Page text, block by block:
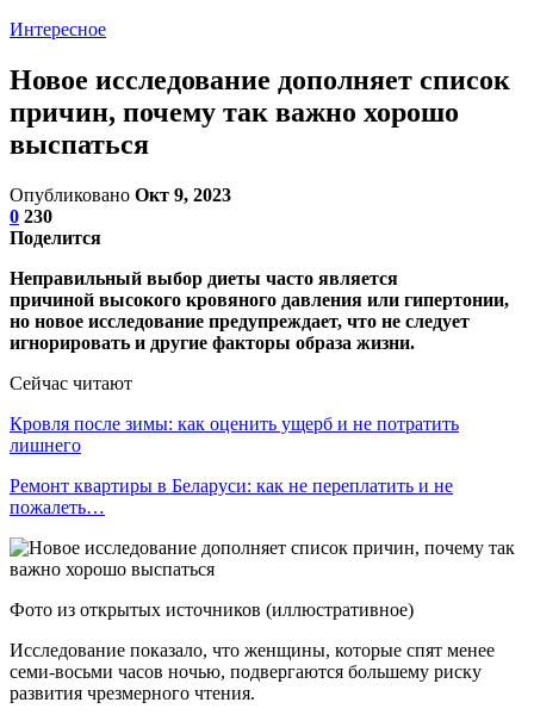
Интересное
Новое исследование дополняет список
причин, почему так важно хорошо
выспаться
Опубликовано Окт 9, 2023
0 230
Поделится
Неправильный выбор диеты часто является
причиной высокого кровяного давления или гипертонии,
но новое исследование предупреждает, что не следует
игнорировать и другие факторы образа жизни.
Сейчас читают
Кровля после зимы: как оценить ущерб и не потратить
лишнего
Ремонт квартиры в Беларуси: как не переплатить и не
пожалеть…
Фото из открытых источников (иллюстративное)
Исследование показало, что женщины, которые спят менее
семи-восьми часов ночью, подвергаются большему риску
развития чрезмерного чтения.